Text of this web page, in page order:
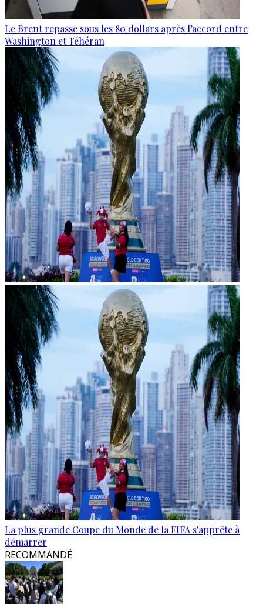
Le Brent repasse sous les 80 dollars après l’accord entre
Washington et Téhéran
La plus grande Coupe du Monde de la FIFA s'apprête à
démarrer
RECOMMANDÉ